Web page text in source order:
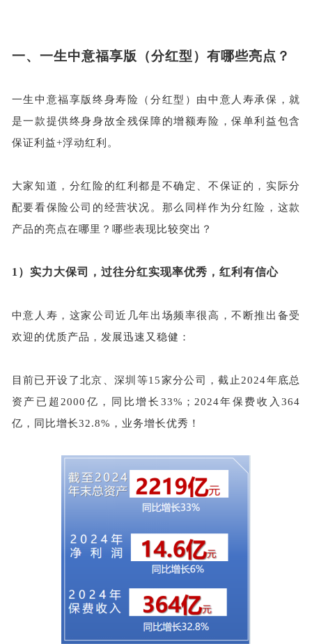
一、 一生中意福享版（分红型）有哪些亮点？
一生中意福享版终身寿险（分红型）由中意人寿承保，就
是一款提供终身身故全残保障的增额寿险，保单利益包含
保证利益+浮动红利。
大家知道，分红险的红利都是不确定、不保证的，实际分
配要看保险公司的经营状况。那么同样作为分红险，这款
产品的亮点在哪里？哪些表现比较突出？
1） 实力大保司，过往分红实现率优秀，红利有信心
中意人寿，这家公司近几年出场频率很高，不断推出备受
欢迎的优质产品，发展迅速又稳健：
目前已开设了北京、深圳等15家分公司，截止2024年底总
资产已超2000亿，同比增长33%；2024年保费收入364
亿，同比增长32.8%，业务增长优秀！